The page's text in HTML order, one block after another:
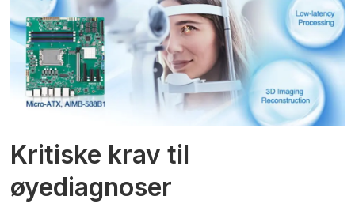
Kritiske krav til
øyediagnoser